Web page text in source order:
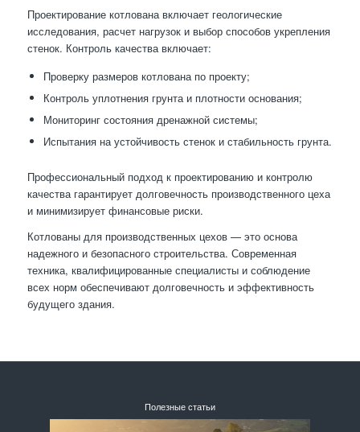
Проектирование котлована включает геологические
исследования, расчет нагрузок и выбор способов укрепления
стенок. Контроль качества включает:
Проверку размеров котлована по проекту;
Контроль уплотнения грунта и плотности основания;
Мониторинг состояния дренажной системы;
Испытания на устойчивость стенок и стабильность грунта.
Профессиональный подход к проектированию и контролю
качества гарантирует долговечность производственного цеха
и минимизирует финансовые риски.
Котлованы для производственных цехов — это основа
надежного и безопасного строительства. Современная
техника, квалифицированные специалисты и соблюдение
всех норм обеспечивают долговечность и эффективность
будущего здания.
Полезные статьи